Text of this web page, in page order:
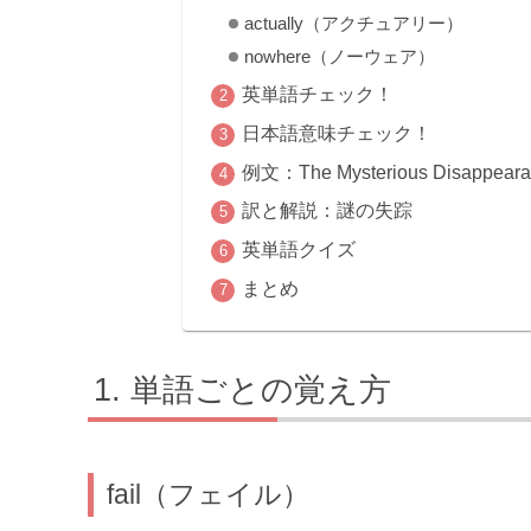
actually（アクチュアリー）
nowhere（ノーウェア）
英単語チェック！
日本語意味チェック！
例文：The Mysterious
訳と解説：謎の失踪
英単語クイズ
まとめ
単語ごとの覚え方
fail（フェイル）